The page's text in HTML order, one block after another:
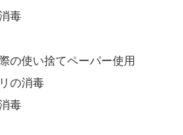
毒
の使い捨てペーパー使用
の消毒
毒